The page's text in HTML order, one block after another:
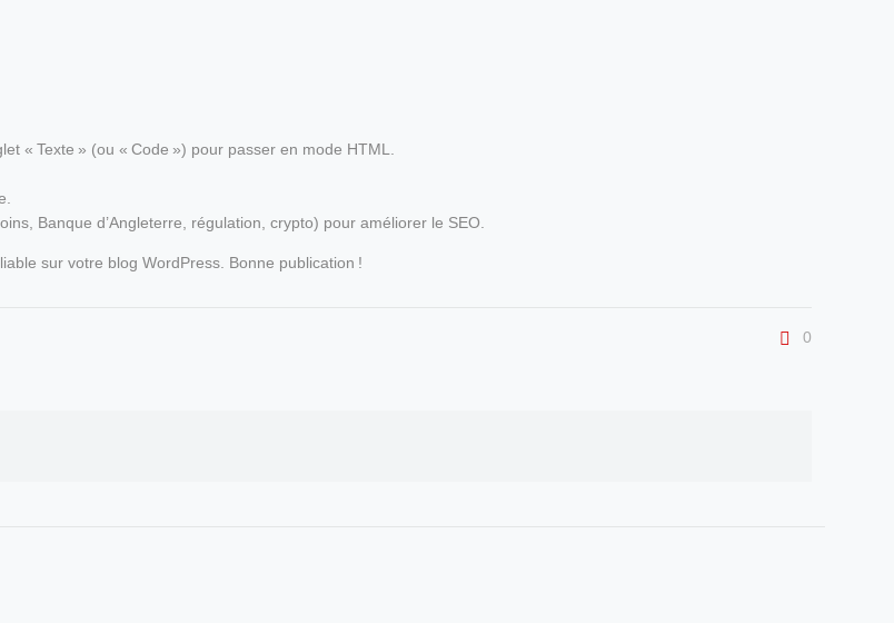
« Texte » (ou « Code ») pour passer en mode HTML.
Banque d’Angleterre, régulation, crypto) pour améliorer le SEO.
sur votre blog WordPress. Bonne publication !
0